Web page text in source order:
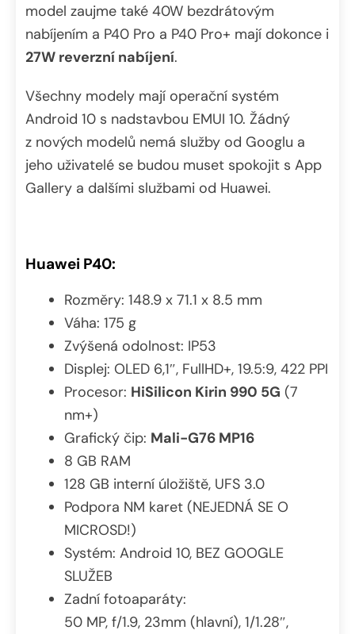
model zaujme také 40W bezdrátovým
nabíjením a P40 Pro a P40 Pro+ mají dokonce i
27W reverzní nabíjení.
Všechny modely mají operační systém
Android 10 s nadstavbou EMUI 10. Žádný
z nových modelů nemá služby od Googlu a
jeho uživatelé se budou muset spokojit s App
Gallery a dalšími službami od Huawei.
Huawei P40:
Rozměry: 148.9 x 71.1 x 8.5 mm
Váha: 175 g
Zvýšená odolnost: IP53
Displej: OLED 6,1″, FullHD+, 19.5:9, 422 PPI
Procesor: HiSilicon Kirin 990 5G (7
nm+)
Grafický čip: Mali-G76 MP16
8 GB RAM
128 GB interní úložiště, UFS 3.0
Podpora NM karet (NEJEDNÁ SE O
MICROSD!)
Systém: Android 10, BEZ GOOGLE
SLUŽEB
Zadní fotoaparáty:
50 MP, f/1.9, 23mm (hlavní), 1/1.28″,